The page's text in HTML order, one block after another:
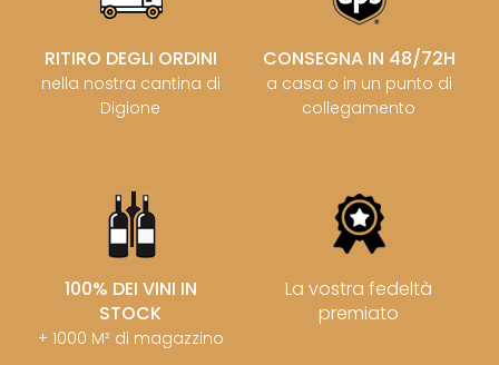
RITIRO DEGLI ORDINI
nella nostra cantina di
Digione
CONSEGNA IN 48/72H
a casa o in un punto di
collegamento
100% DEI VINI IN
STOCK
+ 1000 M² di magazzino
La vostra fedeltà
premiato